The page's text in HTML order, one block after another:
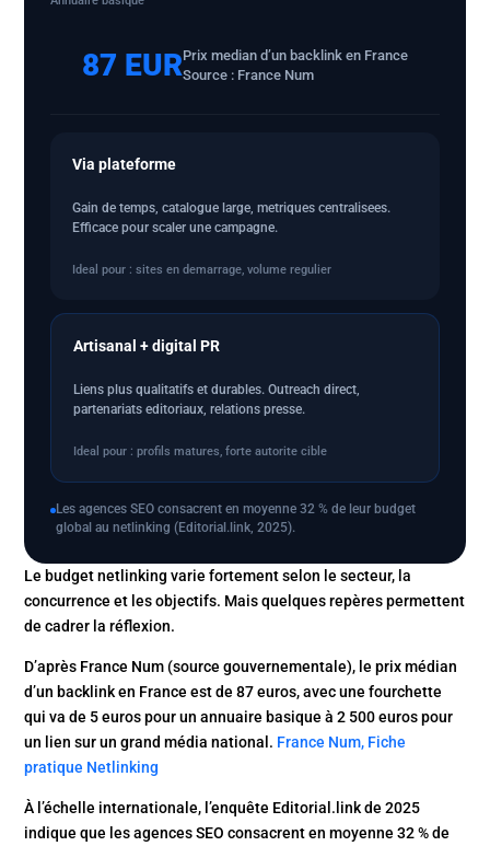
87 EURPrix median d’un backlink en France
Source : France Num
Via plateforme
Gain de temps, catalogue large, metriques centralisees.
Efficace pour scaler une campagne.
Ideal pour : sites en demarrage, volume regulier
Artisanal + digital PR
Liens plus qualitatifs et durables. Outreach direct,
partenariats editoriaux, relations presse.
Ideal pour : profils matures, forte autorite cible
Les agences SEO consacrent en moyenne 32 % de leur budget
global au netlinking (Editorial.link, 2025).
Le budget netlinking varie fortement selon le secteur, la
concurrence et les objectifs. Mais quelques repères permettent
de cadrer la réflexion.
D’après France Num (source gouvernementale), le prix médian
d’un backlink en France est de 87 euros, avec une fourchette
qui va de 5 euros pour un annuaire basique à 2 500 euros pour
un lien sur un grand média national. France Num, Fiche
pratique Netlinking
À l’échelle internationale, l’enquête Editorial.link de 2025
indique que les agences SEO consacrent en moyenne 32 % de